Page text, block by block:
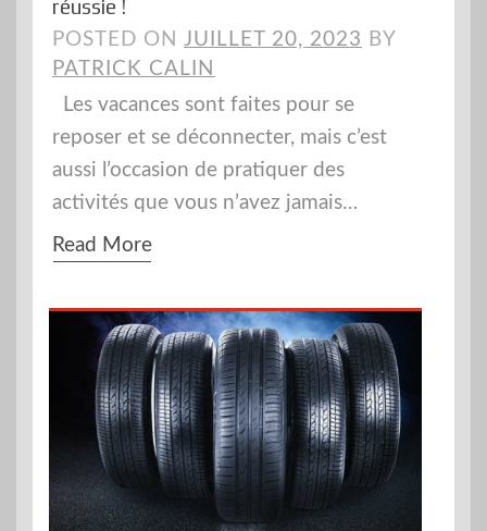
réussie !
POSTED ON JUILLET 20, 2023 BY
PATRICK CALIN
Les vacances sont faites pour se
reposer et se déconnecter, mais c’est
aussi l’occasion de pratiquer des
activités que vous n’avez jamais…
Read More